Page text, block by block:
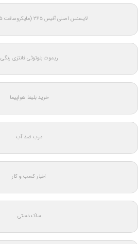
لایسنس اصلی آفیس ۳۶۵ (مایکروسافت ۳۶۵) اورجینال
ریموت بلوتوثی فانتزی رنگی
خرید بلیط هواپیما
درب ضد آب
اخبار کسب و کار
ساک دستی